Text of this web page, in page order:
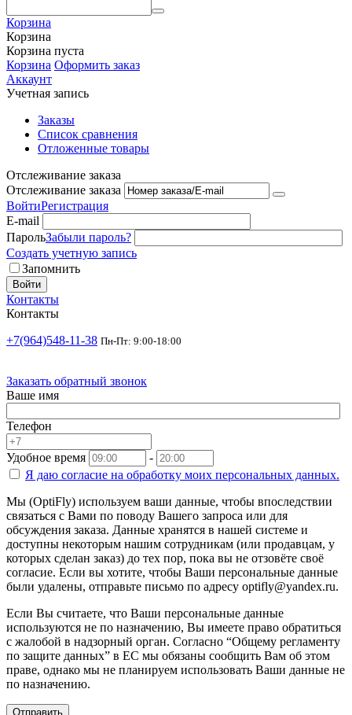
Корзина
Корзина
Корзина пуста
Корзина Оформить заказ
Аккаунт
Учетная запись
Заказы
Список сравнения
Отложенные товары
Отслеживание заказа
Отслеживание заказа
ВойтиРегистрация
E-mail
ПарольЗабыли пароль?
Создать учетную запись
Запомнить
Войти
Контакты
Контакты
+7(964)548-11-38 Пн-Пт: 9:00-18:00
Заказать обратный звонок
Ваше имя
Телефон
Удобное время
-
Я даю согласие на обработку моих персональных данных.
Мы (OptiFly) используем ваши данные, чтобы впоследствии
связаться с Вами по поводу Вашего запроса или для
обсуждения заказа. Данные хранятся в нашей системе и
доступны некоторым нашим сотрудникам (или продавцам, у
которых сделан заказ) до тех пор, пока вы не отзовёте своё
согласие. Если вы хотите, чтобы Ваши персональные данные
были удалены, отправьте письмо по адресу optifly@yandex.ru.
Если Вы считаете, что Ваши персональные данные
используются не по назначению, Вы имеете право обратиться
с жалобой в надзорный орган. Согласно “Общему регламенту
по защите данных” в ЕС мы обязаны сообщить Вам об этом
праве, однако мы не планируем использовать Ваши данные не
по назначению.
Отправить